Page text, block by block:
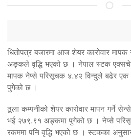
धितोपत्र बजारमा आज शेयर कारोवार
अङ्कले वृद्धि भएको छ । नेपाल स्टक
मापक नेप्से परिसूचक ४.४२ विन्दुले बढेर
पुगेको छ ।
ठूला कम्पनीको शेयर कारोवार मापन गर्ने
भई २७९.९१ अङ्कमा पुगेको छ । नेप्से
रकममा पनि वृद्धि भएको छ । स्टकका